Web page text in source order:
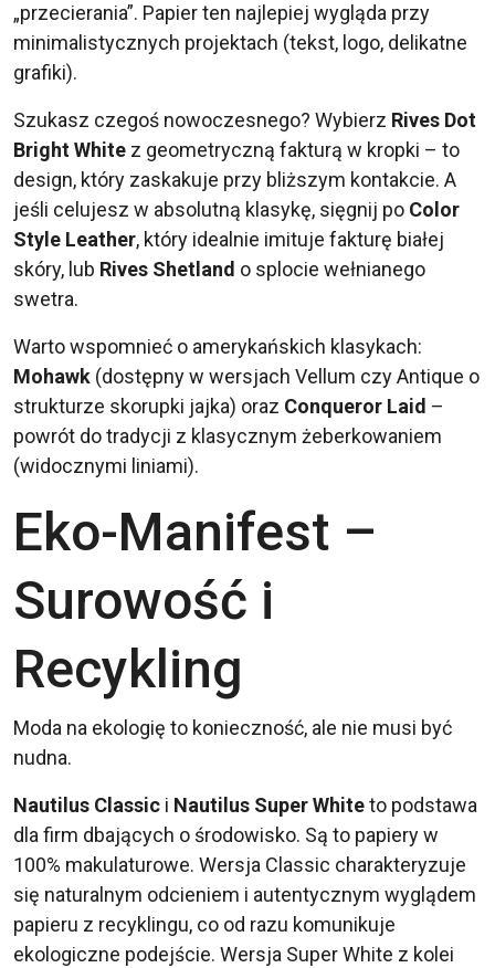
„przecierania”. Papier ten najlepiej wygląda przy
minimalistycznych projektach (tekst, logo, delikatne
grafiki).
Szukasz czegoś nowoczesnego? Wybierz Rives Dot
Bright White z geometryczną fakturą w kropki – to
design, który zaskakuje przy bliższym kontakcie. A
jeśli celujesz w absolutną klasykę, sięgnij po Color
Style Leather, który idealnie imituje fakturę białej
skóry, lub Rives Shetland o splocie wełnianego
swetra.
Warto wspomnieć o amerykańskich klasykach:
Mohawk (dostępny w wersjach Vellum czy Antique o
strukturze skorupki jajka) oraz Conqueror Laid –
powrót do tradycji z klasycznym żeberkowaniem
(widocznymi liniami).
Eko-Manifest –
Surowość i
Recykling
Moda na ekologię to konieczność, ale nie musi być
nudna.
Nautilus Classic i Nautilus Super Whiteto podstawa
dla firm dbających o środowisko. Są to papiery w
100% makulaturowe. Wersja Classic charakteryzuje
się naturalnym odcieniem i autentycznym wyglądem
papieru z recyklingu, co od razu komunikuje
ekologiczne podejście. Wersja Super White z kolei